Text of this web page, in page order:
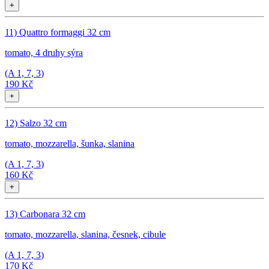
+
11) Quattro formaggi 32 cm
tomato, 4 druhy sýra
(A 1, 7, 3)
190 Kč
+
12) Salzo 32 cm
tomato, mozzarella, šunka, slanina
(A 1, 7, 3)
160 Kč
+
13) Carbonara 32 cm
tomato, mozzarella, slanina, česnek, cibule
(A 1, 7, 3)
170 Kč